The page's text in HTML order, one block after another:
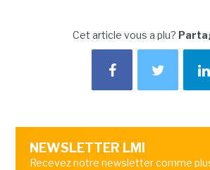
Cet article vous a plu?
NEWSLETTER LMI
Recevez notre newsletter comme